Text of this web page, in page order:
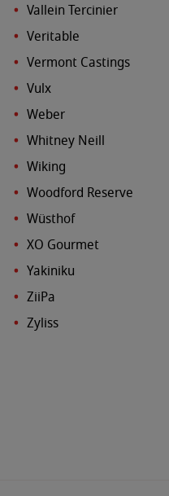
Vallein Tercinier
Veritable
Vermont Castings
Vulx
Weber
Whitney Neill
Wiking
Woodford Reserve
Wüsthof
XO Gourmet
Yakiniku
ZiiPa
Zyliss